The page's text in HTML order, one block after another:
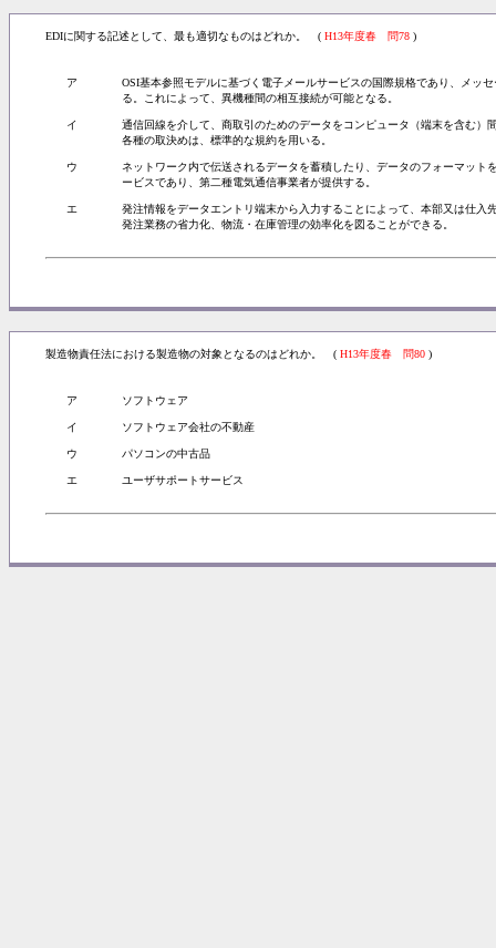
EDIに関する記述として、最も適切なものはどれか。 ( H13年度春 問78 )
ア
OSI基本参照モデルに基づく電子メールサービスの国際規格であり、メッ
る。これによって、異機種間の相互接続が可能となる。
イ
通信回線を介して、商取引のためのデータをコンピュータ（端末を含む）
各種の取決めは、標準的な規約を用いる。
ウ
ネットワーク内で伝送されるデータを蓄積したり、データのフォーマット
ービスであり、第二種電気通信事業者が提供する。
エ
発注情報をデータエントリ端末から入力することによって、本部又は仕入
発注業務の省力化、物流・在庫管理の効率化を図ることができる。
製造物責任法における製造物の対象となるのはどれか。 ( H13年度春 問80 )
ア ソフトウェア
イ ソフトウェア会社の不動産
ウ パソコンの中古品
エ ユーザサポートサービス